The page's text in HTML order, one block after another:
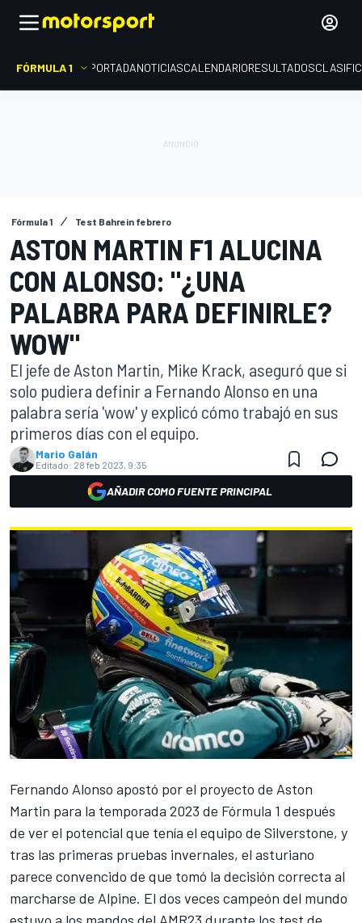
FÓRMULA 1 PORTADANOTICIASCALENDARIORESULTADOS
Fórmula 1 Test Bahrein febrero
ASTON MARTIN F1 ALUCINA
CON ALONSO: "¿UNA
PALABRA PARA DEFINIRLE?
WOW"
El jefe de Aston Martin, Mike Krack, aseguró que si
solo pudiera definir a Fernando Alonso en una
palabra sería 'wow' y explicó cómo trabajó en sus
primeros días con el equipo.
Mario Galán
Editado: 28 feb 2023, 9:35
AÑADIR COMO FUENTE PRINCIPAL
Fernando Alonso apostó por el proyecto de Aston
Martin para la temporada 2023 de Fórmula 1 después
de ver el potencial que tenía el equipo de Silverstone, y
tras las primeras pruebas invernales, el asturiano
parece convencido de que tomó la decisión correcta al
marcharse de Alpine. El dos veces campeón del mundo